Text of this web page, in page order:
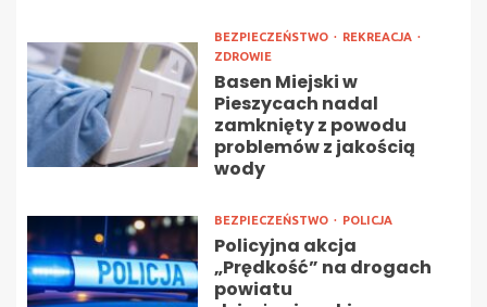
BEZPIECZEŃSTWO
REKREACJA
ZDROWIE
Basen Miejski w
Pieszycach nadal
zamknięty z powodu
problemów z jakością
wody
BEZPIECZEŃSTWO POLICJA
Policyjna akcja
„Prędkość” na drogach
powiatu